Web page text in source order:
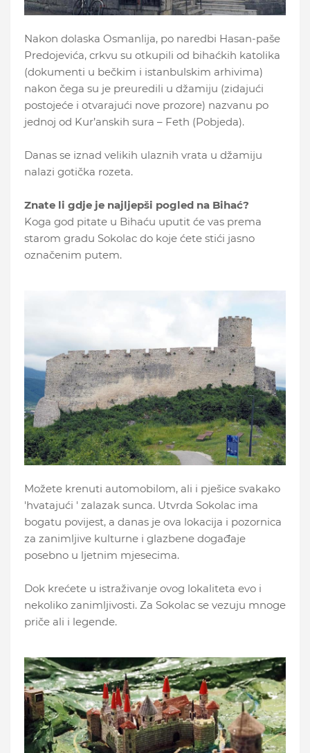
Nakon dolaska Osmanlija, po naredbi Hasan-paše
Predojevića, crkvu su otkupili od bihaćkih katolika
(dokumenti u bečkim i istanbulskim arhivima)
nakon čega su je preuredili u džamiju (zidajući
postojeće i otvarajući nove prozore) nazvanu po
jednoj od Kur’anskih sura – Feth (Pobjeda).
Danas se iznad velikih ulaznih vrata u džamiju
nalazi gotička rozeta.
Znate li gdje je najljepši pogled na Bihać?
Koga god pitate u Bihaću uputit će vas prema
starom gradu Sokolac do koje ćete stići jasno
označenim putem.
Možete krenuti automobilom, ali i pješice svakako
'hvatajući ' zalazak sunca. Utvrda Sokolac ima
bogatu povijest, a danas je ova lokacija i pozornica
za zanimljive kulturne i glazbene događaje
posebno u ljetnim mjesecima.
Dok krećete u istraživanje ovog lokaliteta evo i
nekoliko zanimljivosti. Za Sokolac se vezuju mnoge
priče ali i legende.